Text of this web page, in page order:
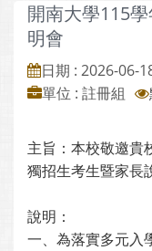
開南大學115
明會
日期 : 2026-06-
單位 : 註冊組
主旨：本校敬邀貴
獨招生考生暨家長
說明：
一、為落實多元入